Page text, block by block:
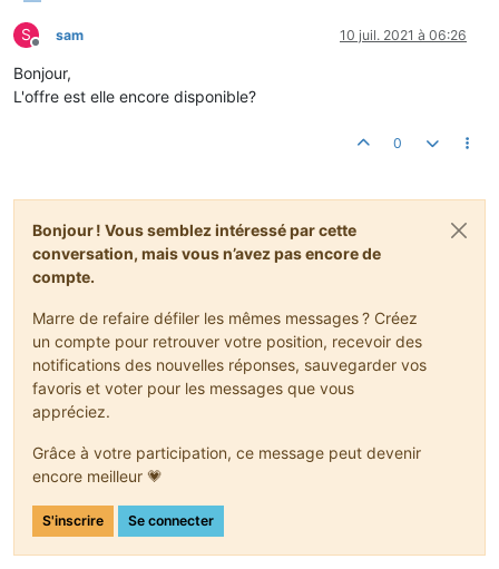
S
Hors-ligne
sam 10 juil. 2021 à 06:26
Bonjour,
L'offre est elle encore disponible?
0
Bonjour ! Vous semblez intéressé par cette
conversation, mais vous n’avez pas encore de
compte.
Marre de refaire défiler les mêmes messages ? Créez
un compte pour retrouver votre position, recevoir des
notifications des nouvelles réponses, sauvegarder vos
favoris et voter pour les messages que vous
appréciez.
Grâce à votre participation, ce message peut devenir
encore meilleur 💗
S'inscrire Se connecter